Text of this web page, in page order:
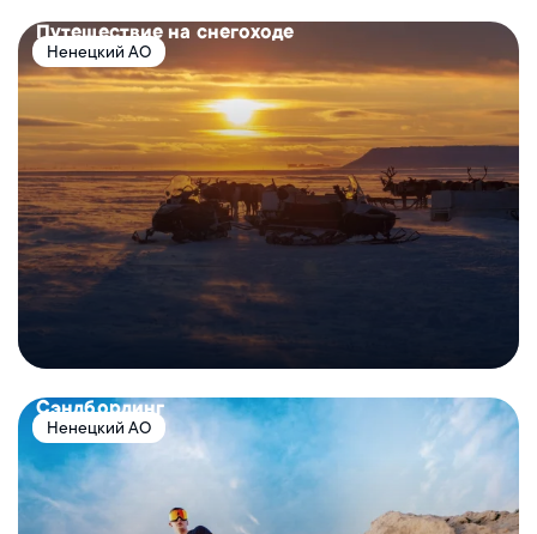
Ненецкий АО
Путешествие на снегоходе
Ненецкий АО
Сэндбординг